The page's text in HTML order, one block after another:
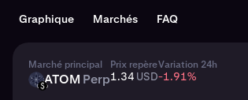
Graphique Marchés FAQ
Marché principal
ATOM
USDATOM Perp
Prix repère
1.34 USD
Variation 24h
-1.91%